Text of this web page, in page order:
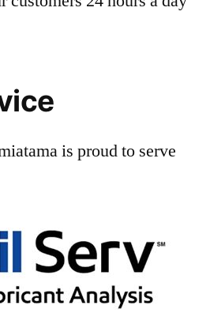
is proud to serve